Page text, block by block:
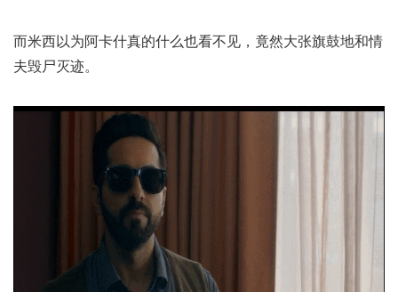
而米西以为阿卡什真的什么也看不见，竟然大张旗鼓地和情
夫毁尸灭迹。